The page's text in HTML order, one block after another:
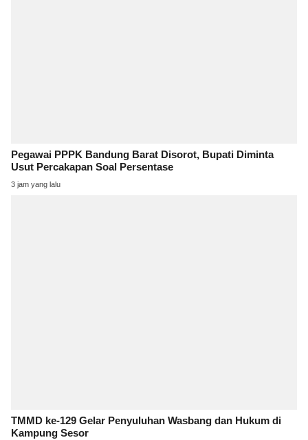
Pegawai PPPK Bandung Barat Disorot, Bupati Diminta
Usut Percakapan Soal Persentase
3 jam yang lalu
TMMD ke-129 Gelar Penyuluhan Wasbang dan Hukum di
Kampung Sesor